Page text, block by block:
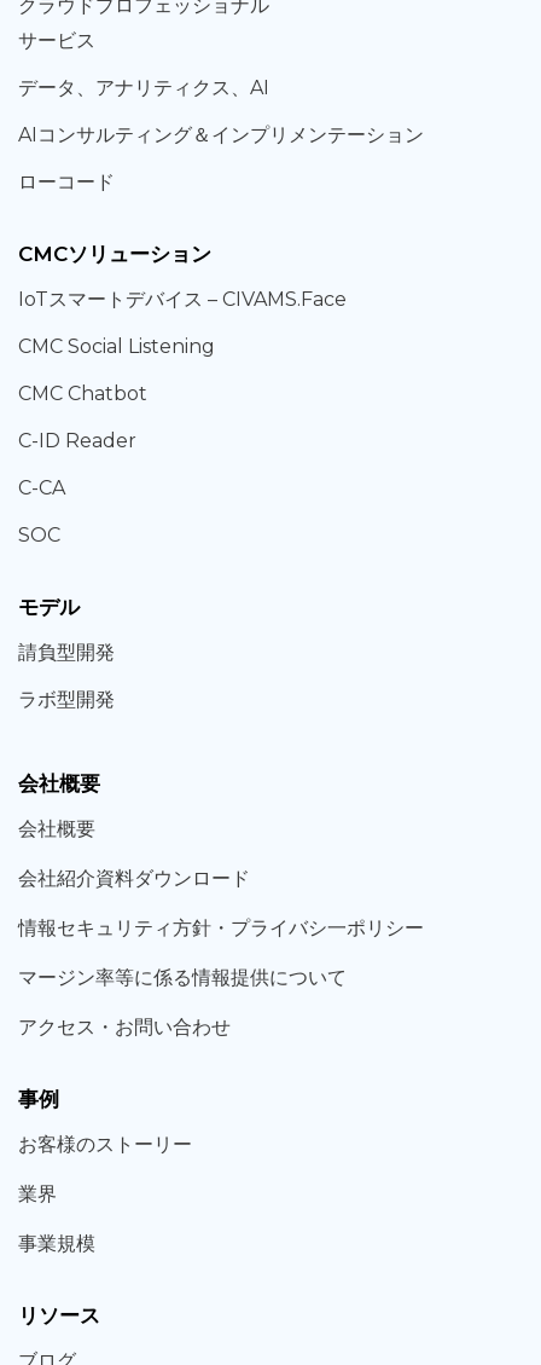
クラウドプロフェッショナル
サービス
データ、 アナリティクス、 AI
AIコンサルティング＆ インプリメンテーション
ローコード
CMCソリューション
IoTスマートデバイス – CIVAMS.Face
CMC Social Listening
CMC Chatbot
C-ID Reader
C-CA
SOC
モデル
請負型開発
ラボ型開発
会社概要
会社概要
会社紹介資料ダウンロード
情報セキュリティ方針・プライバシ一ポリシー
マージン率等に係る情報提供について
アクセス・お問い合わせ
事例
お客様のストーリー
業界
事業規模
リソース
ブログ